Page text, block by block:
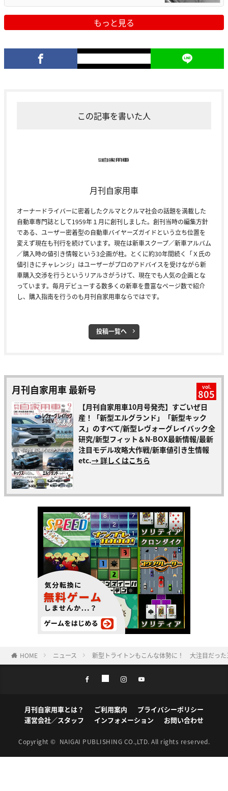
もっと見る
この記事を書いた人
月刊自家用車
オーナードライバーに密着したクルマとクルマ社会の話題を満載した
自動車専門誌として1959年１月に創刊しました。創刊当時の編集方針
である、ユーザー密着型の自動車バイヤーズガイドという立ち位置を
変えず現在も刊行を続けています。現在は新車スクープ／新車アルバム
／購入時の値引き情報という3企画が柱。とくに約30年間続く「Ｘ氏の
値引きにチャレンジ」はユーザーがプロのアドバイスを受けながら新
車購入交渉を行うというリアルさがうけて、現在でも人気の企画とな
っています。毎月デビューする数多くの新車を豊富なページ数で紹介
し、購入指南を行うのも月刊自家用車ならではです。
投稿一覧へ
月刊自家用車 最新号 vol.
805
【月刊自家用車10月号発売】すごいぜ日
産！「新型エルグランド」「新型キック
ス」のすべて/新型レヴォーグレイバック全
研究/新型フィット＆N-BOX最新情報/最新
注目モデル攻略大作戦/新車値引き生情報
etc.→ 詳しくはこちら
HOME ニュース 新型トライトンもこんな体勢に！ 大注目だっ
月刊自家用車とは？ ご利用案内
プライバシーポリシー
運営会社／スタッフ
インフォメーション お問い合わせ
Copyright © NAIGAI PUBLISHING CO.,LTD. All rights reserved.